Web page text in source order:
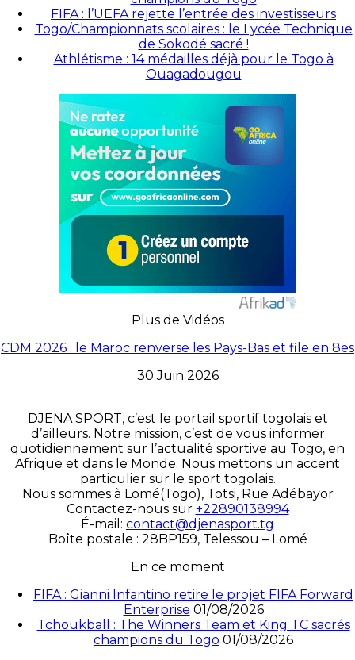
FIFA : l’UEFA rejette l’entrée des investisseurs
Togo/Championnats scolaires : le Lycée Technique
de Sokodé sacré !
Athlétisme : 14 médailles déjà pour le Togo à
Ouagadougou
Plus de Vidéos
CDM 2026 : le Maroc renverse les Pays-Bas et file en 8es
30 Juin 2026
DJENA SPORT, c’est le portail sportif togolais et
d’ailleurs. Notre mission, c’est de vous informer
quotidiennement sur l’actualité sportive au Togo, en
Afrique et dans le Monde. Nous mettons un accent
particulier sur le sport togolais.
Nous sommes à Lomé(Togo), Totsi, Rue Adébayor
Contactez-nous sur +22890138994
É-mail: contact@djenasport.tg
Boîte postale : 28BP159, Telessou – Lomé
En ce moment
FIFA : Gianni Infantino retire le projet FIFA Forward
Enterprise 01/08/2026
Tchoukball : The Winners Team et King TC sacrés
champions du Togo 01/08/2026